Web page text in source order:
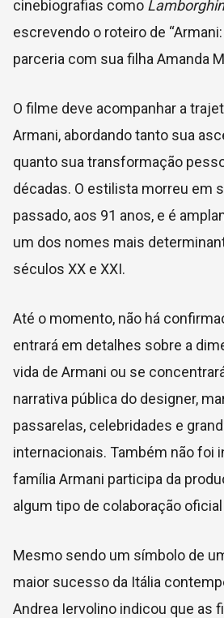
cinebiografias como
escrevendo o roteiro de “Armani:
parceria com sua filha Amanda
O filme deve acompanhar a
Armani, abordando tanto sua
quanto sua transformação
décadas. O estilista morreu em
passado, aos 91 anos, e é
um dos nomes mais
séculos XX e XXI.
Até o momento, não há
entrará em detalhes sobre a
vida de Armani ou se
narrativa pública do designer,
passarelas, celebridades e
internacionais. Também não foi
família Armani participa da
algum tipo de colaboração
Mesmo sendo um símbolo de
maior sucesso da Itália
Andrea Iervolino indicou que as